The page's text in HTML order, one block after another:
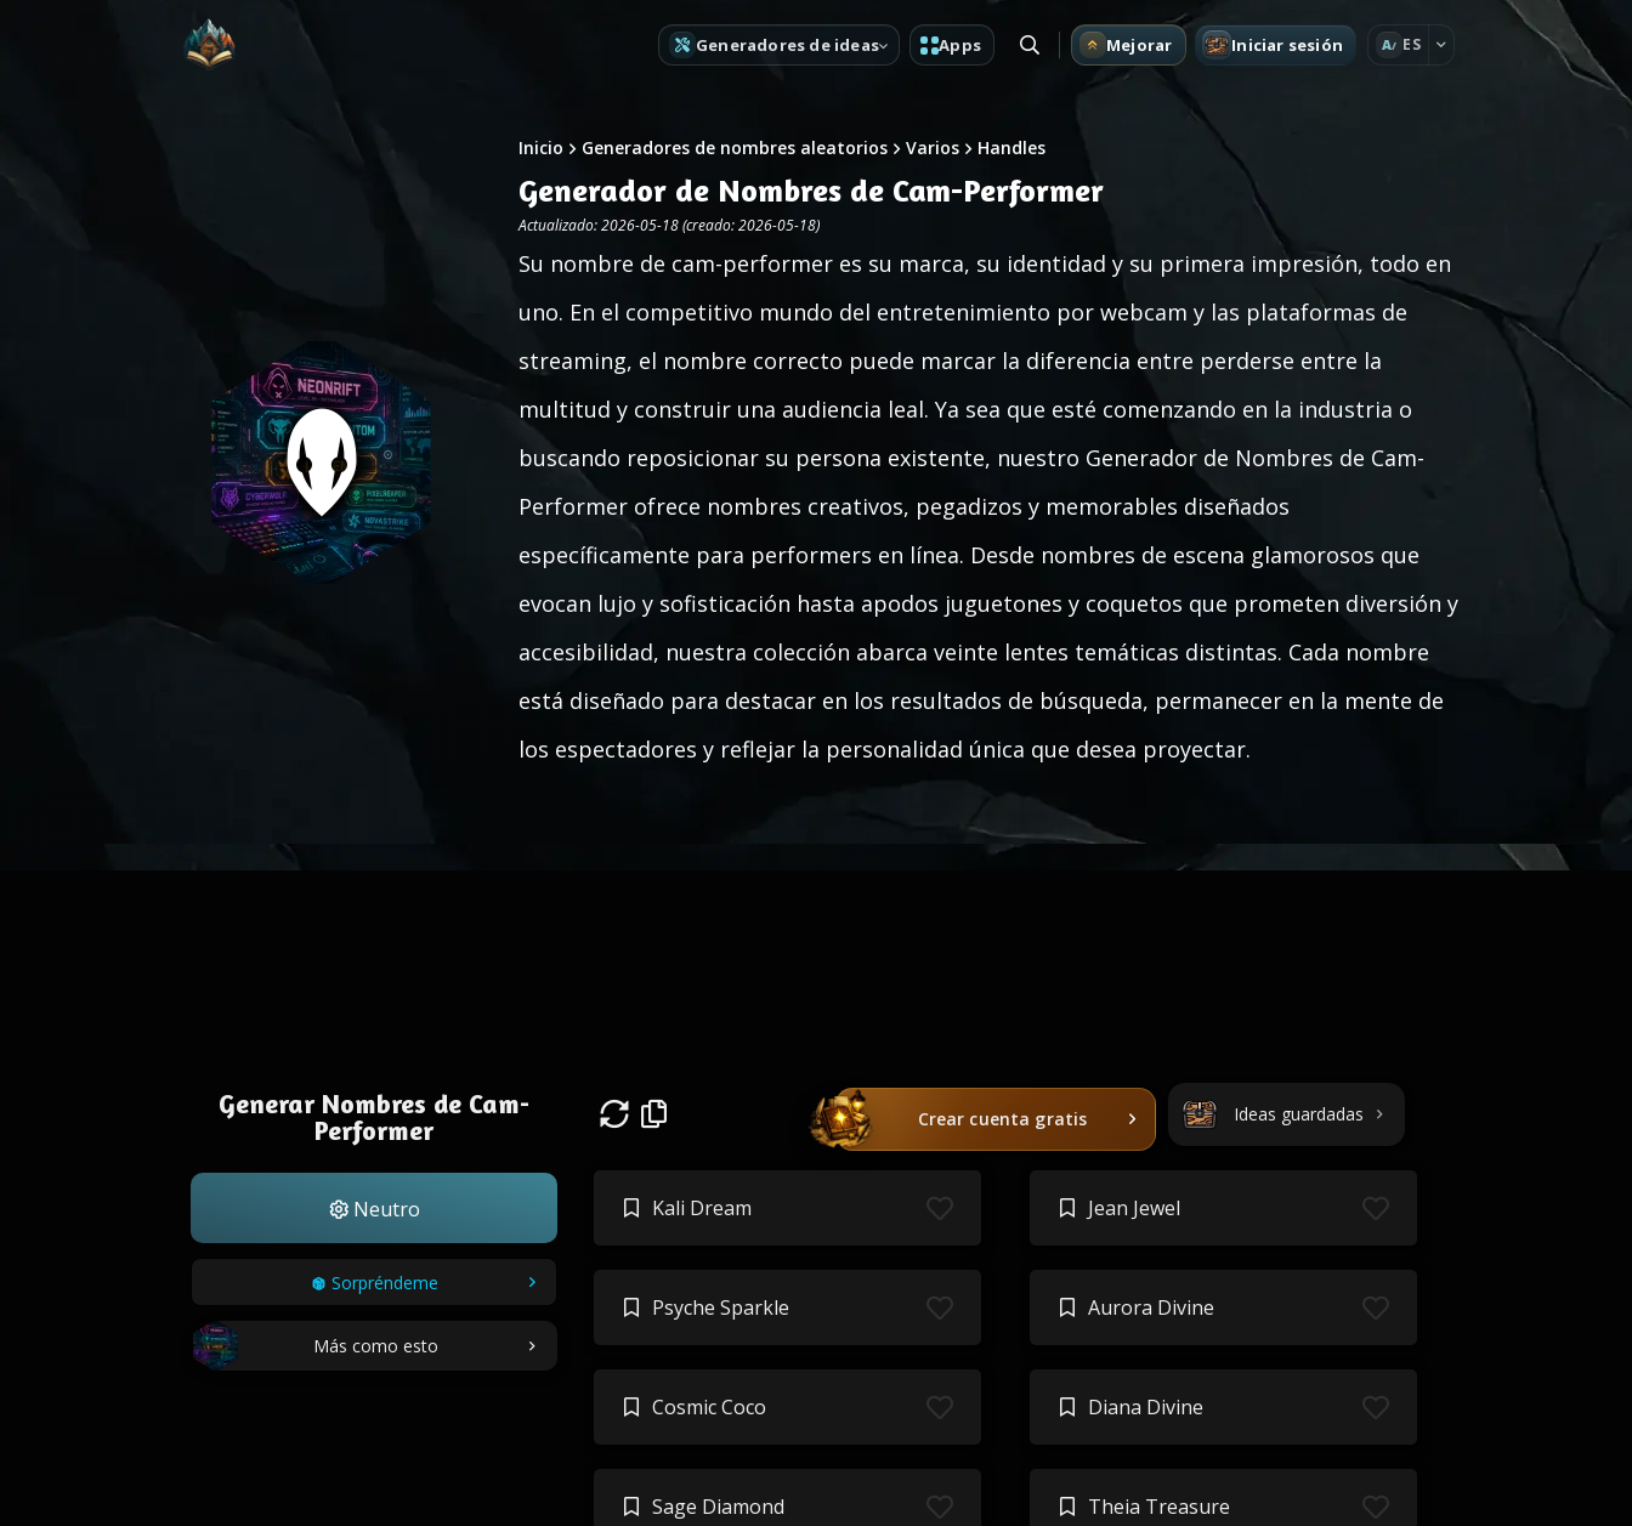
Generadores de ideas Apps Mejorar Iniciar sesión A ES
Inicio Generadores de nombres aleatorios Varios Handles
Generador de Nombres de Cam-Performer
Actualizado: 2026-05-18 (creado: 2026-05-18)
Su nombre de cam-performer es su marca, su identidad y su primera impresión, todo en
uno. En el competitivo mundo del entretenimiento por webcam y las plataformas de
streaming, el nombre correcto puede marcar la diferencia entre perderse entre la
multitud y construir una audiencia leal. Ya sea que esté comenzando en la industria o
buscando reposicionar su persona existente, nuestro Generador de Nombres de Cam-
Performer ofrece nombres creativos, pegadizos y memorables diseñados
específicamente para performers en línea. Desde nombres de escena glamorosos que
evocan lujo y sofisticación hasta apodos juguetones y coquetos que prometen diversión y
accesibilidad, nuestra colección abarca veinte lentes temáticas distintas. Cada nombre
está diseñado para destacar en los resultados de búsqueda, permanecer en la mente de
los espectadores y reflejar la personalidad única que desea proyectar.
Generar Nombres de Cam-
Performer
Neutro
Sorpréndeme
Más como esto
Crear cuenta gratis Ideas guardadas
Kali Dream Jean Jewel
Psyche Sparkle Aurora Divine
Cosmic Coco Diana Divine
Sage Diamond Theia Treasure